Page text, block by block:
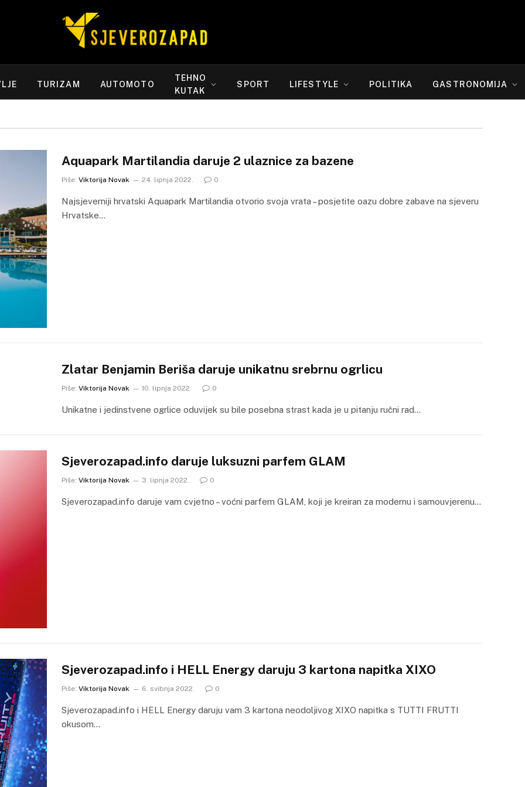
TURIZAM AUTOMOTO
TEHNO
KUTAK
SPORT LIFESTYLE POLITIKA GASTRONOMIJA
Aquapark Martilandia daruje 2 ulaznice za bazene
Piše: Viktorija Novak 24. lipnja 2022. 0
Najsjeverniji hrvatski Aquapark Martilandia otvorio svoja vrata – posjetite oazu dobre zabave na sjeveru
Hrvatske…
Zlatar Benjamin Beriša daruje unikatnu srebrnu ogrlicu
Piše: Viktorija Novak 10. lipnja 2022. 0
Unikatne i jedinstvene ogrlice oduvijek su bile posebna strast kada je u pitanju ručni rad…
Sjeverozapad.info daruje luksuzni parfem GLAM
Piše: Viktorija Novak 3. lipnja 2022. 0
Sjeverozapad.info daruje vam cvjetno – voćni parfem GLAM, koji je kreiran za modernu i samouvjerenu…
Sjeverozapad.info i HELL Energy daruju 3 kartona napitka XIXO
Piše: Viktorija Novak 6. svibnja 2022. 0
Sjeverozapad.info i HELL Energy daruju vam 3 kartona neodoljivog XIXO napitka s TUTTI FRUTTI
okusom…